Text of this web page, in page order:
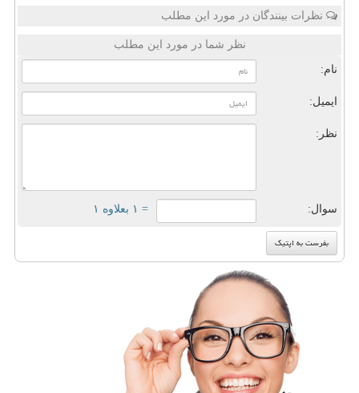
نظرات بینندگان در مورد این مطلب
نظر شما در مورد این مطلب
نام:
ایمیل:
نظر:
سوال: = ۱ بعلاوه ۱